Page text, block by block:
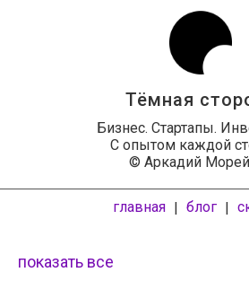
Тёмная
Бизнес. Стартапы.
С опытом каждой
© Аркадий
главная | блог |
показать все